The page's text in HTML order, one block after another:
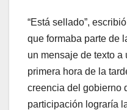
“Está sellado”,
que formaba parte de
un mensaje de texto a
primera hora de la
creencia del gobierno
participación lograría